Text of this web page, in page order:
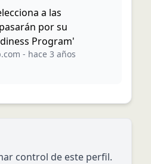
a las
por su
Program'
- hace 3 años
control de este perfil.